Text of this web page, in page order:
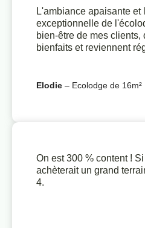
L'ambiance apaisante et
exceptionnelle de
bien-être de mes
bienfaits et reviennent
Elodie – Ecolodge de 16m²
On est 300 % content !
achèterait un grand
4.